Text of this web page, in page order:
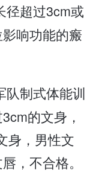
径超过3cm或
响功能的瘢
队制式体能训
的文身，
身，男性文
，不合格。